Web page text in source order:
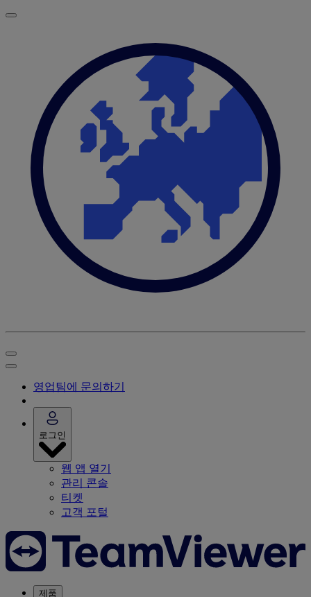
영업팀에 문의하기
로그인
웹 앱 열기
관리 콘솔
티켓
고객 포털
제품